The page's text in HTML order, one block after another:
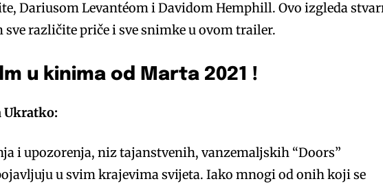
Dariusom Levantéom i Davidom Hemphill. Ovo izgleda
sve različite priče i sve snimke u ovom trailer.
u kinima od Marta 2021 !
Ukratko:
i upozorenja, niz tajanstvenih, vanzemaljskih “Doors”
u svim krajevima svijeta. Iako mnogi od onih koji se